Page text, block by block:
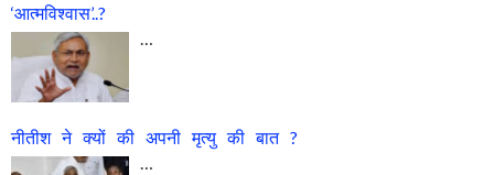
‘आत्मविश्वास’..?
…
नीतीश ने क्यों की अपनी मृत्यु की बात ?
…